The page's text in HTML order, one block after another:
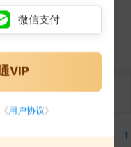
1 1
微信支付
VIP
用户协议》